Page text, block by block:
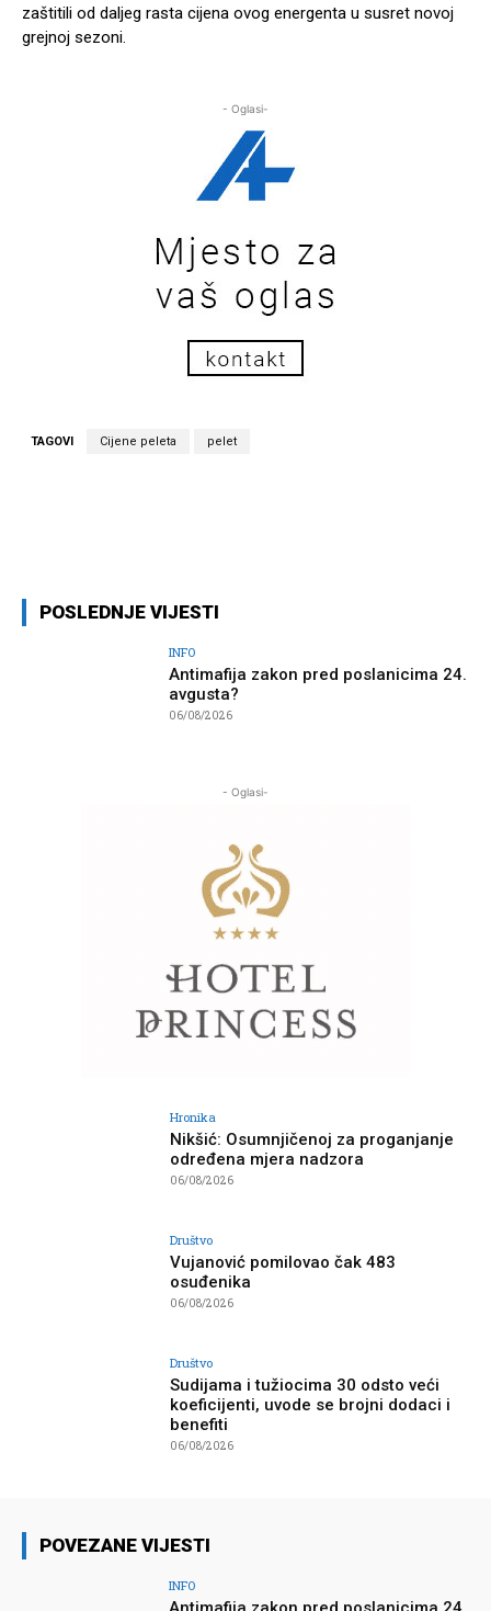
zaštitili od daljeg rasta cijena ovog energenta u susret novoj
grejnoj sezoni.
- Oglasi-
TAGOVI Cijene peleta pelet
POSLEDNJE VIJESTI
INFO
Antimafija zakon pred poslanicima 24.
avgusta?
06/08/2026
- Oglasi-
Hronika
Nikšić: Osumnjičenoj za proganjanje
određena mjera nadzora
06/08/2026
Društvo
Vujanović pomilovao čak 483
osuđenika
06/08/2026
Društvo
Sudijama i tužiocima 30 odsto veći
koeficijenti, uvode se brojni dodaci i
benefiti
06/08/2026
POVEZANE VIJESTI
INFO